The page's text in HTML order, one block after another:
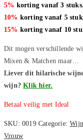
5% korting vanaf 3 stuks.
10% korting vanaf 5
15% korting vanaf 10
Dit mogen verschillende
Mixen & Matchen maar…
Liever dit hilarische
wijn? Klik hier.
Betaal veilig met Ideal
SKU: 0019 Categorie:
Vrouw